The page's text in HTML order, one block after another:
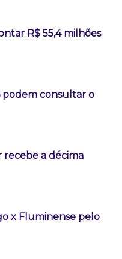
R$ 55,4 milhões
podem consultar o
recebe a décima
x Fluminense pelo